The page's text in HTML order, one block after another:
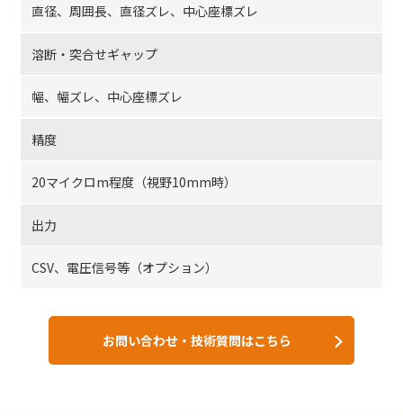
直径、周囲長、直径ズレ、中心座標ズレ
溶断・突合せギャップ
幅、幅ズレ、中心座標ズレ
精度
20マイクロm程度（視野10mm時）
出力
CSV、電圧信号等（オプション）
お問い合わせ・技術質問はこちら